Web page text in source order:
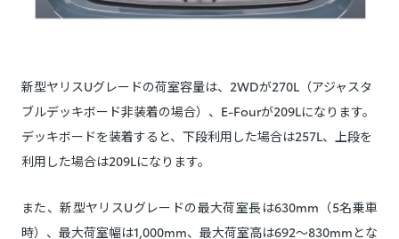
新型ヤリスUグレードの荷室容量は、2WDが270L（アジャスタ
ブルデッキボード非装着の場合）、E-Fourが209Lになります。
デッキボードを装着すると、下段利用した場合は257L、上段を
利用した場合は209Lになります。
また、新型ヤリスUグレードの最大荷室長は630mm（5名乗車
時）、最大荷室幅は1,000mm、最大荷室高は692～830mmとな